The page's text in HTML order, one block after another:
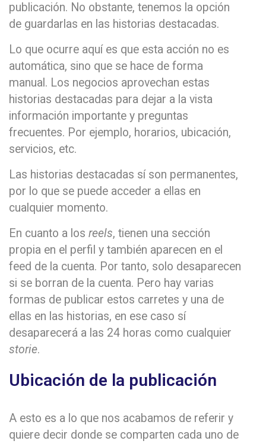
publicación. No obstante, tenemos la opción
de guardarlas en las historias destacadas.
Lo que ocurre aquí es que esta acción no es
automática, sino que se hace de forma
manual. Los negocios aprovechan estas
historias destacadas para dejar a la vista
información importante y preguntas
frecuentes. Por ejemplo, horarios, ubicación,
servicios, etc.
Las historias destacadas sí son permanentes,
por lo que se puede acceder a ellas en
cualquier momento.
En cuanto a los reels, tienen una sección
propia en el perfil y también aparecen en el
feed de la cuenta. Por tanto, solo desaparecen
si se borran de la cuenta. Pero hay varias
formas de publicar estos carretes y una de
ellas en las historias, en ese caso sí
desaparecerá a las 24 horas como cualquier
storie.
Ubicación de la publicación
A esto es a lo que nos acabamos de referir y
quiere decir donde se comparten cada uno de